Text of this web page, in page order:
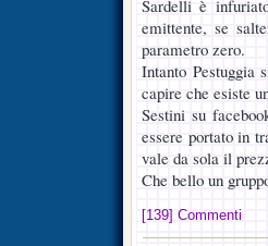
Sardelli è
emittente, se
parametro zero.
Intanto Pestuggia
capire che esiste
Sestini su
essere portato in
vale da sola il
Che bello un
[139] Commenti